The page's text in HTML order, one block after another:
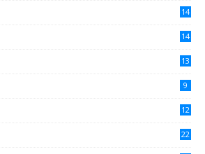
14
14
13
9
12
22